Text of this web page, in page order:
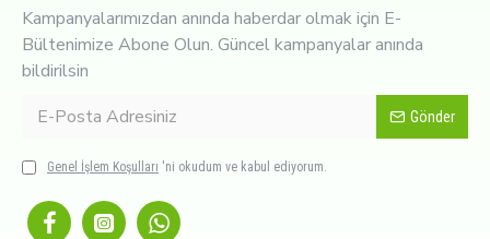
Kampanyalarımızdan anında haberdar olmak için E-
Bültenimize Abone Olun. Güncel kampanyalar anında
bildirilsin
Gönder
Genel İşlem Koşulları 'ni okudum ve kabul ediyorum.